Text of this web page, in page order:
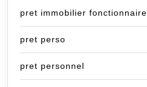
pret immobilier fonctionnaire
pret perso
pret personnel